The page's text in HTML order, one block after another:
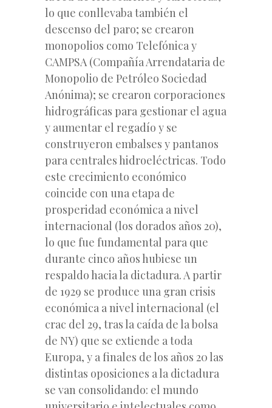
lo que conllevaba también el
descenso del paro; se crearon
monopolios como Telefónica y
CAMPSA (Compañía Arrendataria de
Monopolio de Petróleo Sociedad
Anónima); se crearon corporaciones
hidrográficas para gestionar el agua
y aumentar el regadío y se
construyeron embalses y pantanos
para centrales hidroeléctricas. Todo
este crecimiento económico
coincide con una etapa de
prosperidad económica a nivel
internacional (los dorados años 20),
lo que fue fundamental para que
durante cinco años hubiese un
respaldo hacia la dictadura. A partir
de 1929 se produce una gran crisis
económica a nivel internacional (el
crac del 29, tras la caída de la bolsa
de NY) que se extiende a toda
Europa, y a finales de los años 20 las
distintas oposiciones a la dictadura
se van consolidando: el mundo